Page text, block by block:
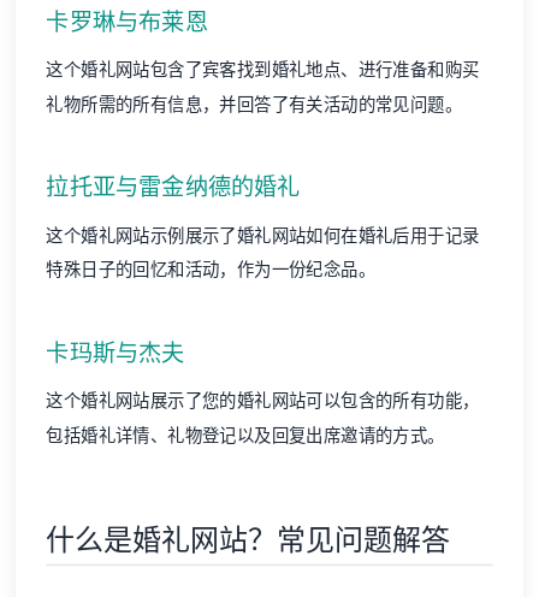
卡罗琳与布莱恩
这个婚礼网站包含了宾客找到婚礼地点、进行准备和购买
礼物所需的所有信息，并回答了有关活动的常见问题。
拉托亚与雷金纳德的婚礼
这个婚礼网站示例展示了婚礼网站如何在婚礼后用于记录
特殊日子的回忆和活动，作为一份纪念品。
卡玛斯与杰夫
这个婚礼网站展示了您的婚礼网站可以包含的所有功能，
包括婚礼详情、礼物登记以及回复出席邀请的方式。
什么是婚礼网站？常见问题解答